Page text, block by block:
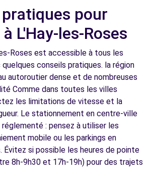
pour
L'Hay-les-Roses
Roses est accessible à tous les
conseils pratiques. la région
autoroutier dense et de nombreuses
Comme dans toutes les villes
les limitations de vitesse et la
Le stationnement en centre-ville
: pensez à utiliser les
mobile ou les parkings en
Évitez si possible les heures de pointe
8h-9h30 et 17h-19h) pour des trajets